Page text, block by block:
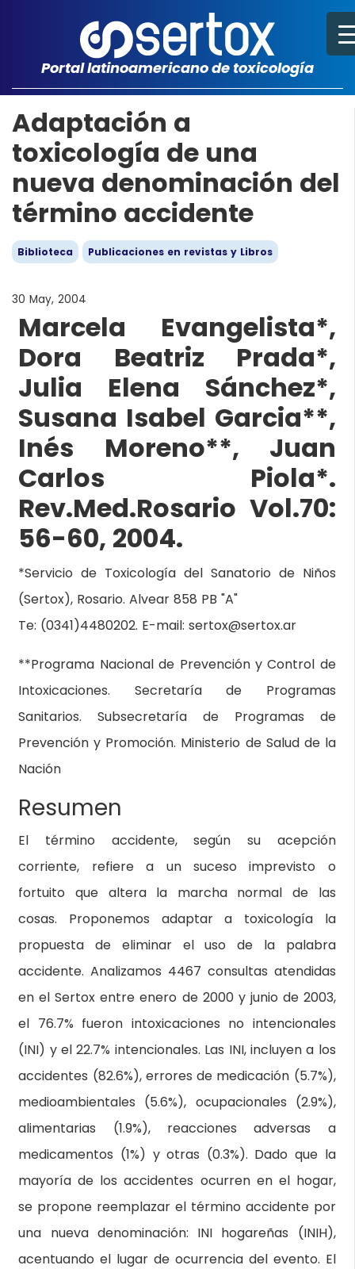
Portal latinoamericano de toxicología
Adaptación a
toxicología de una
nueva denominación del
término accidente
Biblioteca Publicaciones en revistas y Libros
30 May, 2004
Marcela Evangelista*,
Dora Beatriz Prada*,
Julia Elena Sánchez*,
Susana Isabel Garcia**,
Inés Moreno**, Juan
Carlos Piola*.
Rev.Med.Rosario Vol.70:
56-60, 2004.
*Servicio de Toxicología del Sanatorio de Niños
(Sertox), Rosario. Alvear 858 PB "A"
Te: (0341)4480202. E-mail: sertox@sertox.ar
**Programa Nacional de Prevención y Control de
Intoxicaciones. Secretaría de Programas
Sanitarios. Subsecretaría de Programas de
Prevención y Promoción. Ministerio de Salud de la
Nación
Resumen
El término accidente, según su acepción
corriente, refiere a un suceso imprevisto o
fortuito que altera la marcha normal de las
cosas. Proponemos adaptar a toxicología la
propuesta de eliminar el uso de la palabra
accidente. Analizamos 4467 consultas atendidas
en el Sertox entre enero de 2000 y junio de 2003,
el 76.7% fueron intoxicaciones no intencionales
(INI) y el 22.7% intencionales. Las INI, incluyen a los
accidentes (82.6%), errores de medicación (5.7%),
medioambientales (5.6%), ocupacionales (2.9%),
alimentarias (1.9%), reacciones adversas a
medicamentos (1%) y otras (0.3%). Dado que la
mayoría de los accidentes ocurren en el hogar,
se propone reemplazar el término accidente por
una nueva denominación: INI hogareñas (INIH),
acentuando el lugar de ocurrencia del evento. El